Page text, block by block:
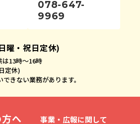
078-647-
9969
曜・祝日定休)
13時〜16時
定休)
きない業務があります。
へ 事業・広報に関して